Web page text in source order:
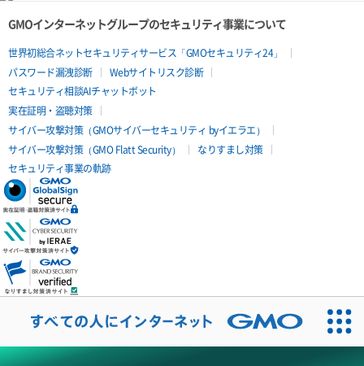
GMOインターネットグループのセキュリティ事業について
世界初総合ネットセキュリティサービス「GMOセキュリティ24」
パスワード漏洩診断
Webサイトリスク診断
セキュリティ相談AIチャットボット
実在証明・盗聴対策
サイバー攻撃対策（GMOサイバーセキュリティ byイエラエ）
サイバー攻撃対策（GMO Flatt Security）
なりすまし対策
セキュリティ事業の軌跡